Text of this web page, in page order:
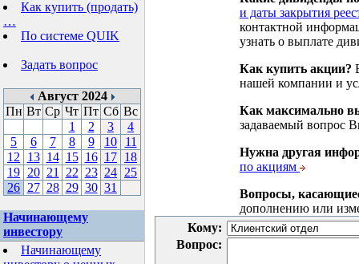
Как купить (продать)
…
По системе QUIK
Задать вопрос
Август 2024
Пн Вт Ср Чт Пт Сб Вс
1
2 3
4
5
6 7 8 9 10
11
12
13 14 15 16 17 18
19 20 21 22 23 24 25
26 27 28 29 30 31
Начинающему
инвестору
Начинающему
и даты закрытия
контактной
узнать о выплате
Как купить акции?
нашей компании и
Как максимально
задаваемый вопрос
Нужна другая
по акциям
Вопросы,
дополнению или
Кому:
Вопрос: